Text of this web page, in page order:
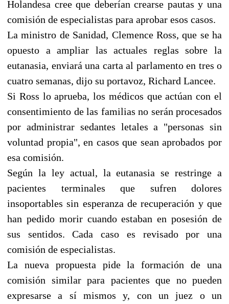
Holandesa cree que deberían crearse pautas y una
comisión de especialistas para aprobar esos casos.
La ministro de Sanidad, Clemence Ross, que se ha
opuesto a ampliar las actuales reglas sobre la
eutanasia, enviará una carta al parlamento en tres o
cuatro semanas, dijo su portavoz, Richard Lancee.
Si Ross lo aprueba, los médicos que actúan con el
consentimiento de las familias no serán procesados
por administrar sedantes letales a "personas sin
voluntad propia", en casos que sean aprobados por
esa comisión.
Según la ley actual, la eutanasia se restringe a
pacientes terminales que sufren dolores
insoportables sin esperanza de recuperación y que
han pedido morir cuando estaban en posesión de
sus sentidos. Cada caso es revisado por una
comisión de especialistas.
La nueva propuesta pide la formación de una
comisión similar para pacientes que no pueden
expresarse a sí mismos y, con un juez o un